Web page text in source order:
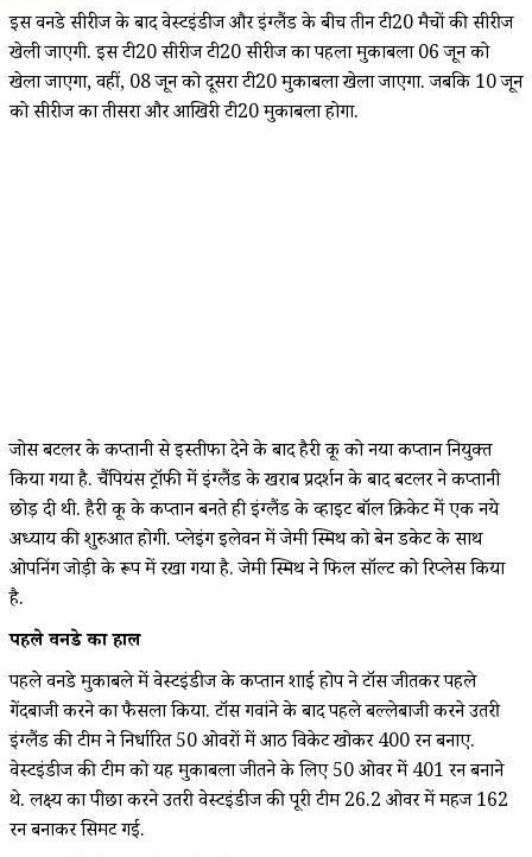
इस वनडे सीरीज के बाद वेस्टइंडीज और इंग्लैंड के बीच तीन टी20 मैचों की सीरीज
खेली जाएगी. इस टी20 सीरीज टी20 सीरीज का पहला मुकाबला 06 जून को
खेला जाएगा, वहीं, 08 जून को दूसरा टी20 मुकाबला खेला जाएगा. जबकि 10 जून
को सीरीज का तीसरा और आखिरी टी20 मुकाबला होगा.
जोस बटलर के कप्तानी से इस्तीफा देने के बाद हैरी ब्रूक को नया कप्तान नियुक्त
किया गया है. चैंपियंस ट्रॉफी में इंग्लैंड के खराब प्रदर्शन के बाद बटलर ने कप्तानी
छोड़ दी थी. हैरी ब्रूक के कप्तान बनते ही इंग्लैंड के व्हाइट बॉल क्रिकेट में एक नये
अध्याय की शुरुआत होगी. प्लेइंग इलेवन में जेमी स्मिथ को बेन डकेट के साथ
ओपनिंग जोड़ी के रूप में रखा गया है. जेमी स्मिथ ने फिल सॉल्ट को रिप्लेस किया
है.
पहले वनडे का हाल
पहले वनडे मुकाबले में वेस्टइंडीज के कप्तान शाई होप ने टॉस जीतकर पहले
गेंदबाजी करने का फैसला किया. टॉस गवांने के बाद पहले बल्लेबाजी करने उतरी
इंग्लैंड की टीम ने निर्धारित 50 ओवरों में आठ विकेट खोकर 400 रन बनाए.
वेस्टइंडीज की टीम को यह मुकाबला जीतने के लिए 50 ओवर में 401 रन बनाने
थे. लक्ष्य का पीछा करने उतरी वेस्टइंडीज की पूरी टीम 26.2 ओवर में महज 162
रन बनाकर सिमट गई.